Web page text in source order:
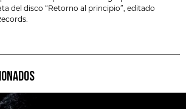
del disco “Retorno al principio”, editado